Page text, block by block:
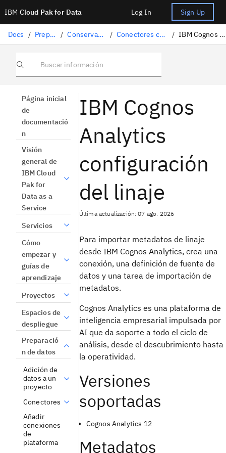
IBM Cloud Pak for Data Log In Sign Up
Docs / Preparación de datos / Conservación de datos estructurados / Conectores compatibles para la importación de linajes / IBM Cognos Analytics configuración del linaje
Buscar información
Página inicial
de
documentació
n
Visión
general de
IBM Cloud
Pak for
Data as a
Service
Servicios
Cómo
empezar y
guías de
aprendizaje
Proyectos
Espacios de
despliegue
Preparació
n de datos
Adición de
datos a un
proyecto
Conectores
Añadir
conexiones
de
plataforma
IBM Cognos
Analytics
configuración
del linaje
Última actualización: 07 ago. 2026
Para importar metadatos de linaje
desde IBM Cognos Analytics, crea una
conexión, una definición de fuente de
datos y una tarea de importación de
metadatos.
Cognos Analytics es una plataforma de
inteligencia empresarial impulsada por
AI que da soporte a todo el ciclo de
análisis, desde el descubrimiento hasta
la operatividad.
Versiones
soportadas
Cognos Analytics 12
Metadatos